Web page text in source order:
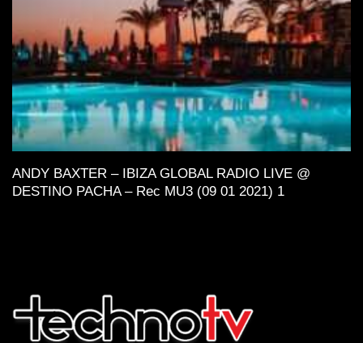
ANDY BAXTER – IBIZA GLOBAL RADIO LIVE @
DESTINO PACHA – Rec MU3 (09 01 2021) 1